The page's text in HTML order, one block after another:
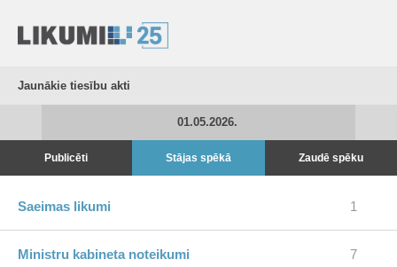
Jaunākie tiesību akti
01.05.2026.
Publicēti Stājas spēkā Zaudē spēku
Saeimas likumi 1
Ministru kabineta noteikumi 7